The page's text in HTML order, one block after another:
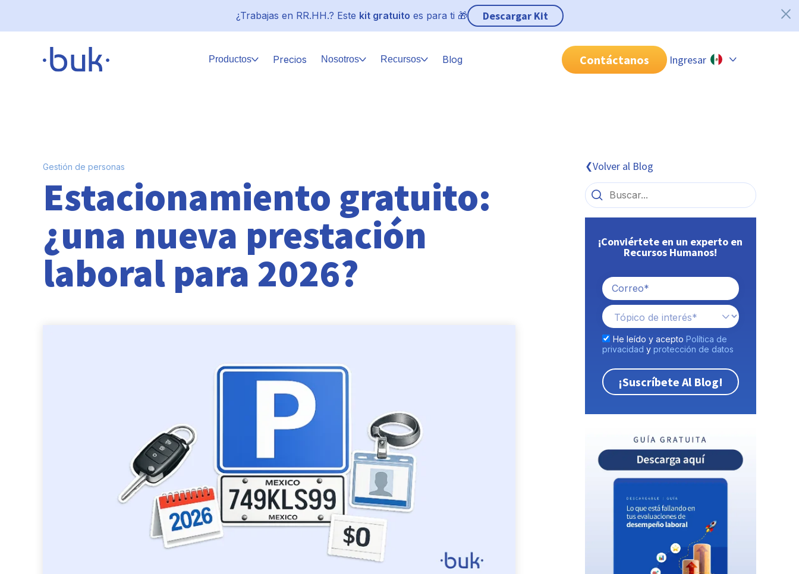
¿Trabajas en RR.HH.? Este kit gratuito es para ti 🎁 Descargar Kit
Productos Precios Nosotros Recursos Blog Contáctanos Ingresar
Brasil
Gestión de personas
Estacionamiento gratuito:
¿una nueva prestación
laboral para 2026?
❮Volver al Blog
¡Conviértete en un experto en
Recursos Humanos!
He leído y acepto Política de
privacidad y protección de datos